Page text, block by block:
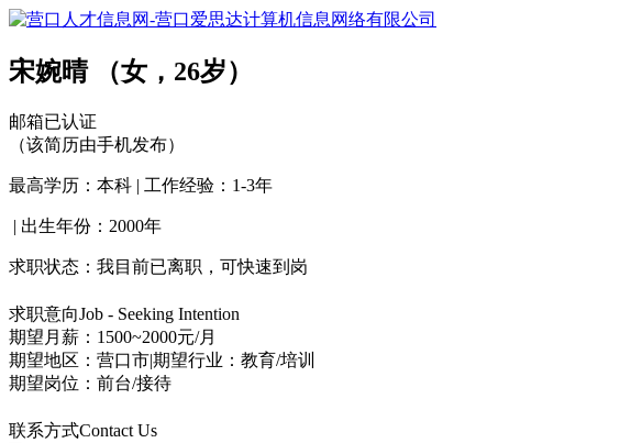
宋婉晴 （女，26岁）
邮箱已认证
（该简历由手机发布）
最高学历：本科 | 工作经验：1-3年
| 出生年份：2000年
求职状态：我目前已离职，可快速到岗
求职意向Job - Seeking Intention
期望月薪：1500~2000元/月
期望地区：营口市|期望行业：教育/培训
期望岗位：前台/接待
联系方式Contact Us